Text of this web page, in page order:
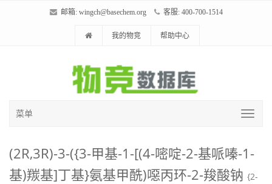
邮箱: wingch@basechem.org 客服: 400-700-1514
我的物竞 帮助中心
菜单
(2R,3R)-3-({3-甲基-1-[(4-嘧啶-2-基哌嗪-1-
基)羰基]丁基}氨基甲酰)噁丙环-2-羧酸钠 {2-